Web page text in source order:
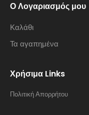
Ο Λογαριασμός μου
Καλάθι
Τα αγαπημένα
Χρήσιμα Links
Πολιτική Απορρήτου